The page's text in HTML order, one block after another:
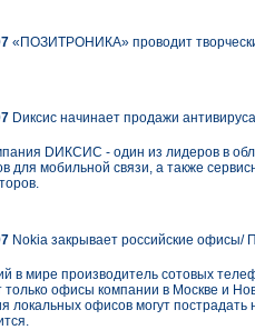
«ПОЗИТРОНИКА» проводит
Dиксис начинает продажи
DИКСИС - один из лидеров в
для мобильной связи, а также
Nokia закрывает российские офисы/
в мире производитель сотовых
офисы компании в Москве и
локальных офисов могут